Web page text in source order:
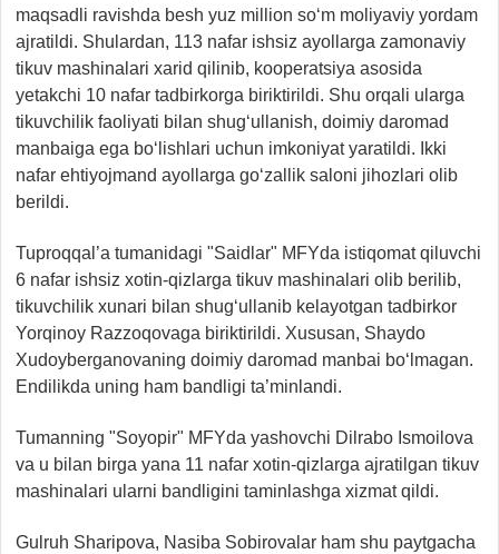
maqsadli ravishda besh yuz million so‘m moliyaviy yordam
ajratildi. Shulardan, 113 nafar ishsiz ayollarga zamonaviy
tikuv mashinalari xarid qilinib, kooperatsiya asosida
yetakchi 10 nafar tadbirkorga biriktirildi. Shu orqali ularga
tikuvchilik faoliyati bilan shug‘ullanish, doimiy daromad
manbaiga ega bo‘lishlari uchun imkoniyat yaratildi. Ikki
nafar ehtiyojmand ayollarga go‘zallik saloni jihozlari olib
berildi.
Tuproqqal’a tumanidagi "Saidlar" MFYda istiqomat qiluvchi
6 nafar ishsiz xotin-qizlarga tikuv mashinalari olib berilib,
tikuvchilik xunari bilan shug‘ullanib kelayotgan tadbirkor
Yorqinoy Razzoqovaga biriktirildi. Xususan, Shaydo
Xudoyberganovaning doimiy daromad manbai bo‘lmagan.
Endilikda uning ham bandligi ta’minlandi.
Tumanning "Soyopir" MFYda yashovchi Dilrabo Ismoilova
va u bilan birga yana 11 nafar xotin-qizlarga ajratilgan tikuv
mashinalari ularni bandligini taminlashga xizmat qildi.
Gulruh Sharipova, Nasiba Sobirovalar ham shu paytgacha